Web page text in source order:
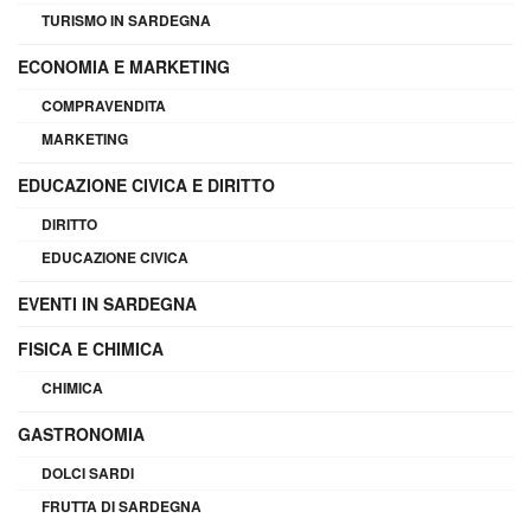
TURISMO IN SARDEGNA
ECONOMIA E MARKETING
COMPRAVENDITA
MARKETING
EDUCAZIONE CIVICA E DIRITTO
DIRITTO
EDUCAZIONE CIVICA
EVENTI IN SARDEGNA
FISICA E CHIMICA
CHIMICA
GASTRONOMIA
DOLCI SARDI
FRUTTA DI SARDEGNA